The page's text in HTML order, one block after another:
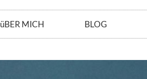
üBER MICH BLOG